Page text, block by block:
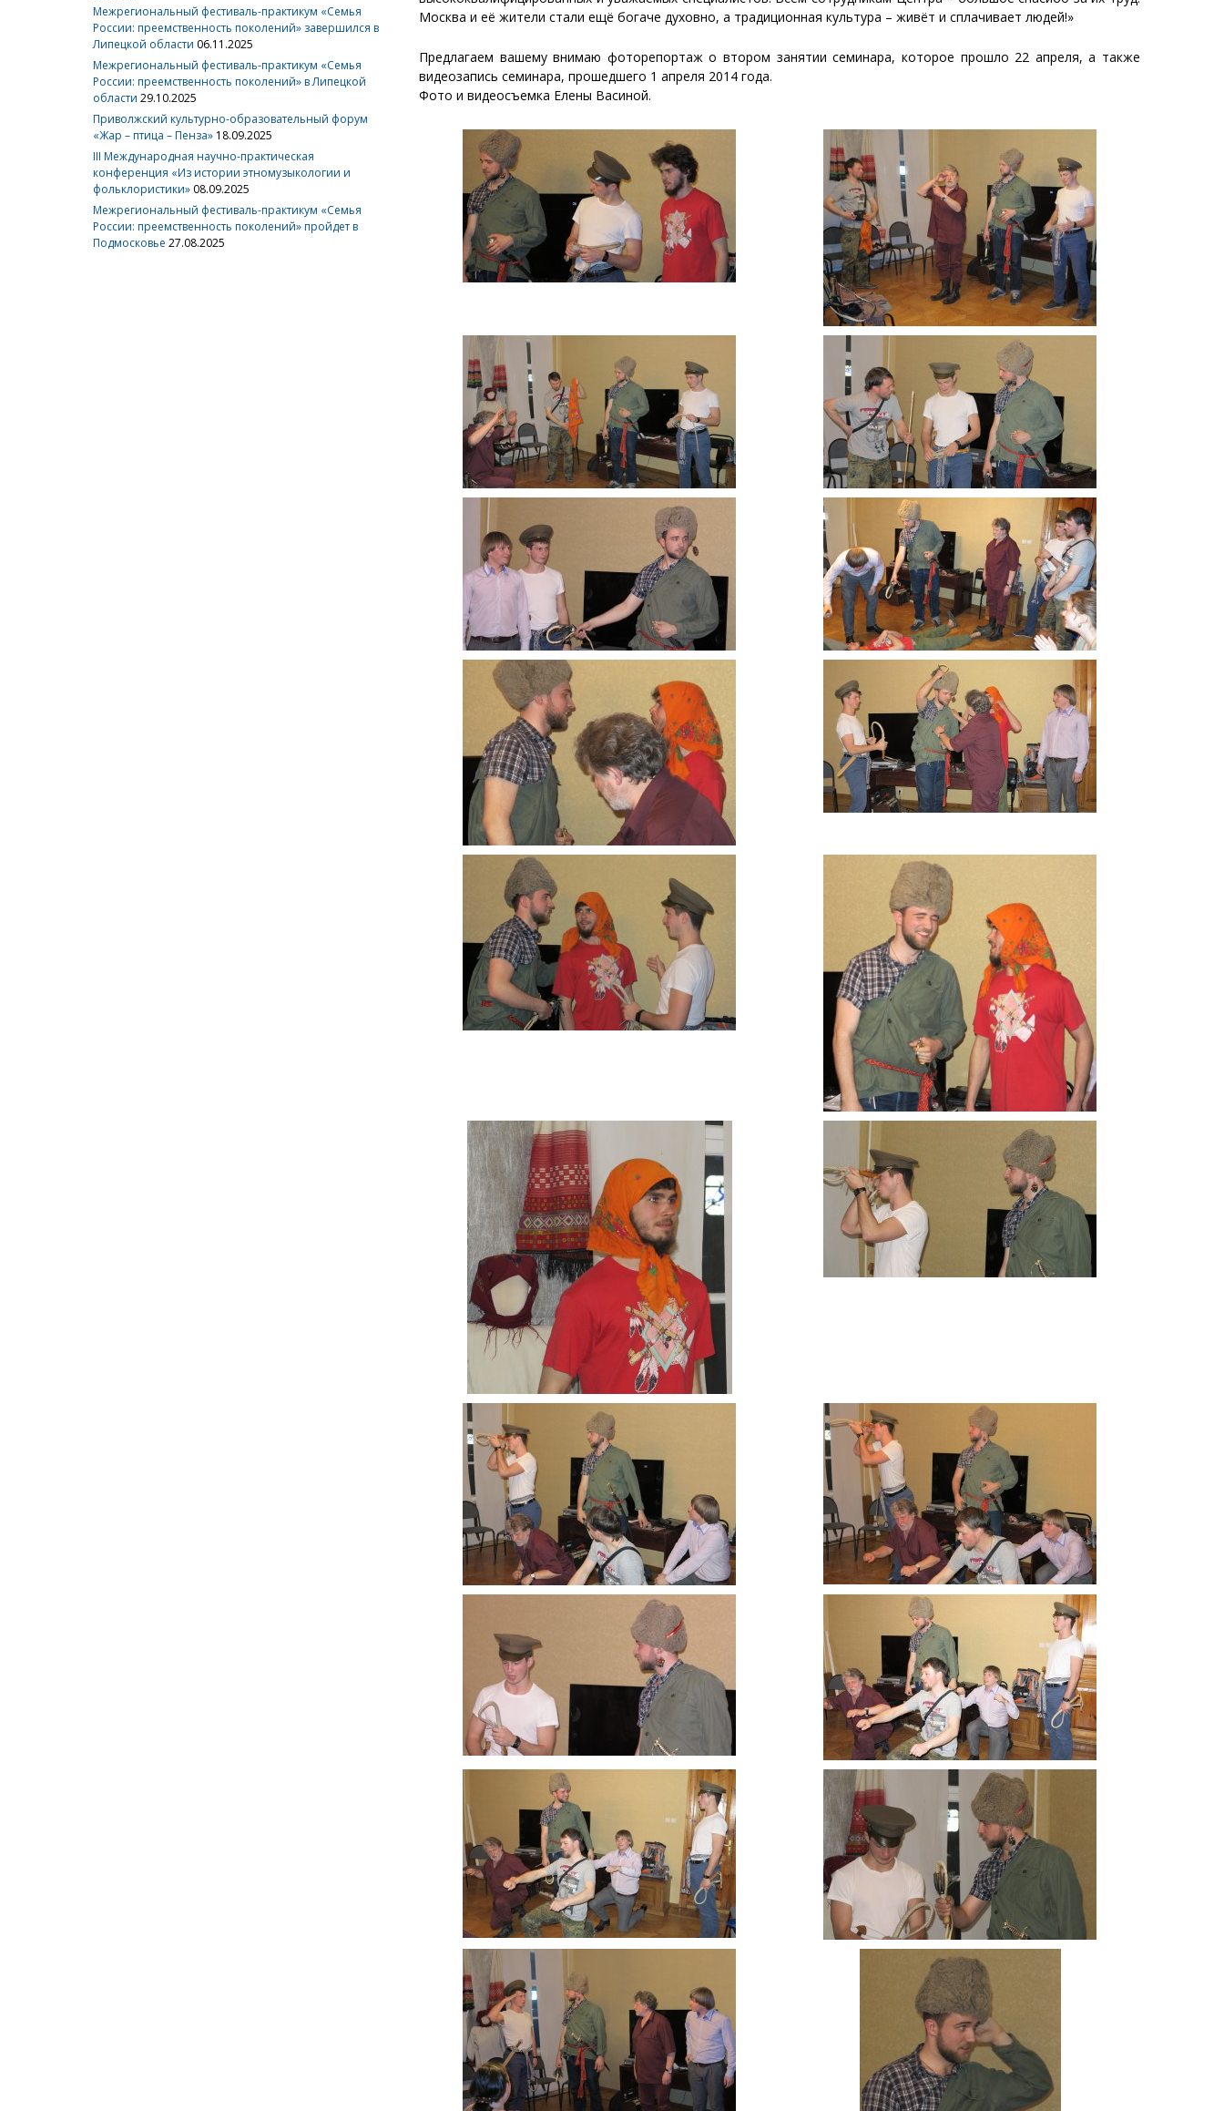
Москва и её жители стали ещё богаче духовно, а традиционная культура – живёт и сплачивает людей!»
Предлагаем вашему внимаю фоторепортаж о втором занятии семинара, которое прошло 22 апреля, а также
видеозапись семинара, прошедшего 1 апреля 2014 года.
Фото и видеосъемка Елены Васиной.
Межрегиональный фестиваль-практикум «Семья
России: преемственность поколений» завершился в
Липецкой области 06.11.2025
Межрегиональный фестиваль-практикум «Семья
России: преемственность поколений» в Липецкой
области 29.10.2025
Приволжский культурно-образовательный форум
«Жар – птица – Пенза» 18.09.2025
III Международная научно-практическая
конференция «Из истории этномузыкологии и
фольклористики» 08.09.2025
Межрегиональный фестиваль-практикум «Семья
России: преемственность поколений» пройдет в
Подмосковье 27.08.2025